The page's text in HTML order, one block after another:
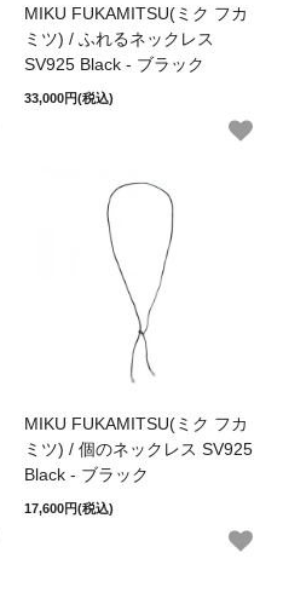
MIKU FUKAMITSU(ミク フカ
ミツ) / ふれるネックレス
SV925 Black - ブラック
33,000円(税込)
MIKU FUKAMITSU(ミク フカ
ミツ) / 個のネックレス SV925
Black - ブラック
17,600円(税込)